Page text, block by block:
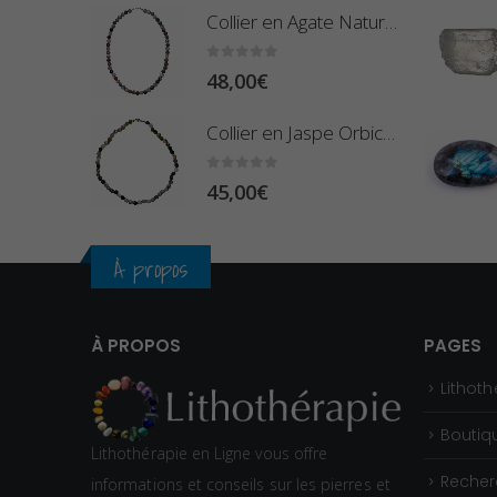
Collier en Agate Naturelle - Pierres Boules 8mm
48,00€
Collier en Jaspe Orbiculaire - Pierres Roulées
45,00€
À propos
À PROPOS
Lithothérapie en Ligne vous offre
informations et conseils sur les pierres et
PAGES